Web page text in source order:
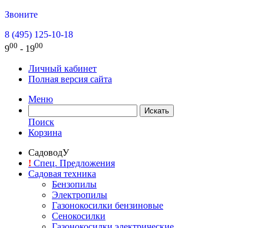
Звоните
8 (495) 125-10-18
900 - 1900
Личный кабинет
Полная версия сайта
Меню
Поиск
Корзина
СадоводУ
! Спец. Предложения
Садовая техника
Бензопилы
Электропилы
Газонокосилки бензиновые
Сенокосилки